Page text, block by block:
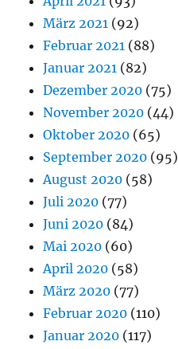
März 2021 (92)
Februar 2021 (88)
Januar 2021 (82)
Dezember 2020 (75)
November 2020 (44)
Oktober 2020 (65)
September 2020 (95)
August 2020 (58)
Juli 2020 (77)
Juni 2020 (84)
Mai 2020 (60)
April 2020 (58)
März 2020 (77)
Februar 2020 (110)
Januar 2020 (117)